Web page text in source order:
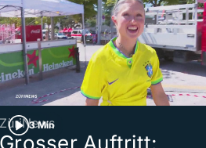
3 Min
ZüriNews
Grosser Auftritt: